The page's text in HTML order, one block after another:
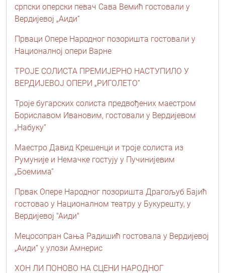
српски оперски певач Сава Вемић гостовали у
Вердијевој „Аиди“
Прваци Опере Народног позоришта гостовали у
Националној опери Варне
ТРОЈЕ СОЛИСТА ПРЕМИЈЕРНО НАСТУПИЛО У
ВЕРДИЈЕВОЈ ОПЕРИ „РИГОЛЕТО“
Троје бугарских солиста предвођених маестром
Бориславом Ивановим, гостовали у Вердијевом
„Набуку“
Маестро Давид Крешенци и троје солиста из
Румуније и Немачке гостују у Пучинијевим
„Боемима”
Првак Опере Народног позоришта Драгољуб Бајић
гостовао у Националном театру у Букурешту, у
Вердијевој "Аиди"
Мецосопран Сања Радишић гостовала у Вердијевој
„Аиди“ у улози Амнерис
ХОН ЛИ ПОНОВО НА СЦЕНИ НАРОДНОГ